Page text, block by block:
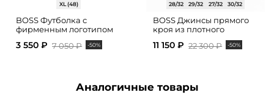
XL (48)
BOSS Футболка с
фирменным логотипом
3 550 ₽ 7 050 ₽ -50%
28/32 29/32 27/32 30/32
BOSS Джинсы прямого
кроя из плотного
11 150 ₽ 22 300 ₽ -50%
Аналогичные товары